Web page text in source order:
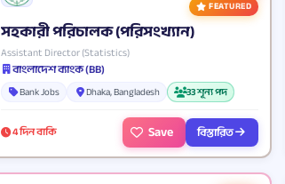
FEATURED
সহকারী পরিচালক (পরিসংখ্যান)
Assistant Director (Statistics)
বাংলাদেশ ব্যাংক (BB)
Bank Jobs Dhaka, Bangladesh 33 শূন্য পদ
4 দিন বাকি Save বিস্তারিত